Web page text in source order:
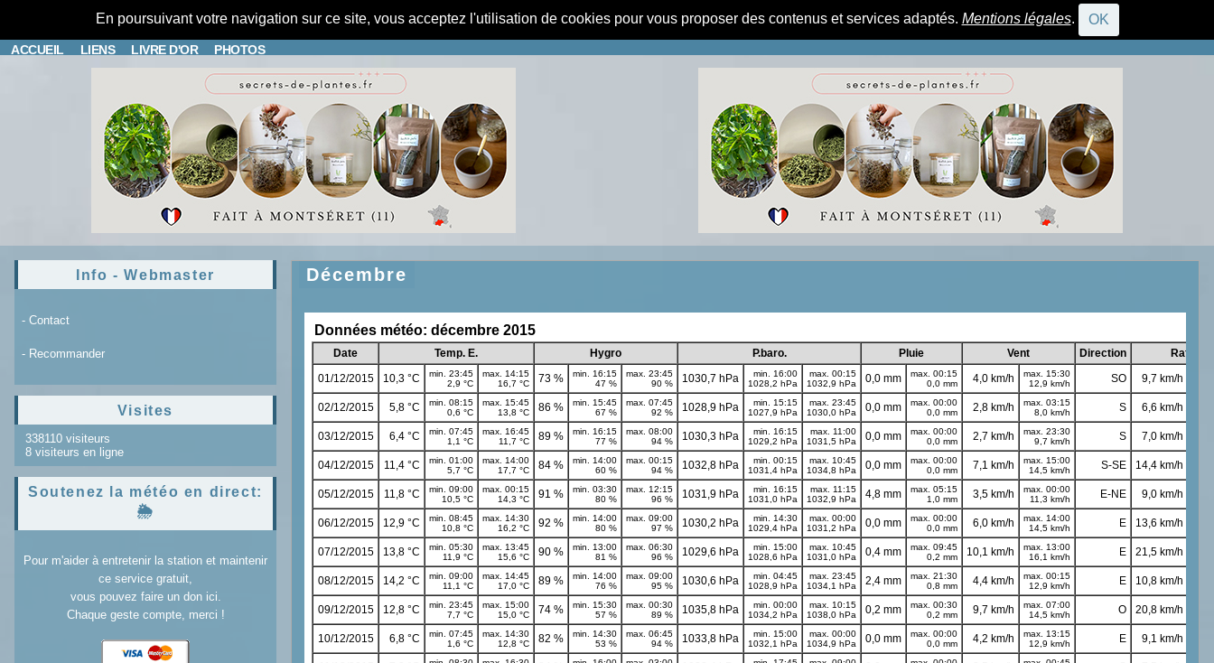
En poursuivant votre navigation sur ce site, vous acceptez l'utilisation de cookies pour vous proposer des contenus et services adaptés. Mentions légales. OK
ACCUEIL
CONNEXION
LIENS LIVRE D'OR PHOTOS
Info - Webmaster
- Contact
- Recommander
Visites
338110 visiteurs
8 visiteurs en ligne
Soutenez la météo en direct:
🌦️
Pour m'aider à entretenir la station et maintenir
ce service gratuit,
vous pouvez faire un don ici.
Chaque geste compte, merci !
Décembre